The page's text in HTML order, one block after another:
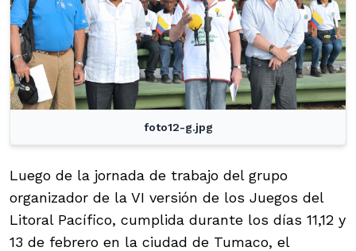
foto12-g.jpg
Luego de la jornada de trabajo del grupo
organizador de la VI versión de los Juegos del
Litoral Pacífico, cumplida durante los días 11,12 y
13 de febrero en la ciudad de Tumaco, el